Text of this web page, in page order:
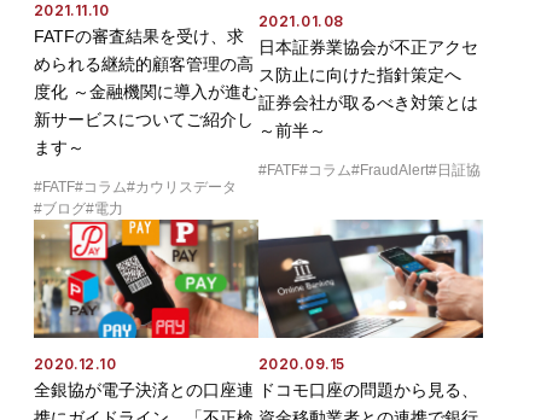
2021.11.10
FATFの審査結果を受け、求
められる継続的顧客管理の高
度化 ～金融機関に導入が進む
新サービスについてご紹介し
ます～
FATF コラム カウリスデータ
ブログ 電力
2021.01.08
日本証券業協会が不正アクセ
ス防止に向けた指針策定へ
証券会社が取るべき対策とは
～前半～
FATF コラム FraudAlert 日証協
2020.12.10
全銀協が電子決済との口座連
2020.09.15
ドコモ口座の問題から見る、